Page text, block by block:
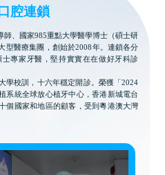
腔連鎖
師、國家985重點大學醫學博士（碩士研
型醫療集團，創始於2008年。連鎖各分
專家牙醫，堅持實實在在做好牙科診
學校訓，十六年穩定開診。榮獲「2024
系統全球放心植牙中心，香港新城電台
個國家和地區的顧客，受到粵港澳大灣